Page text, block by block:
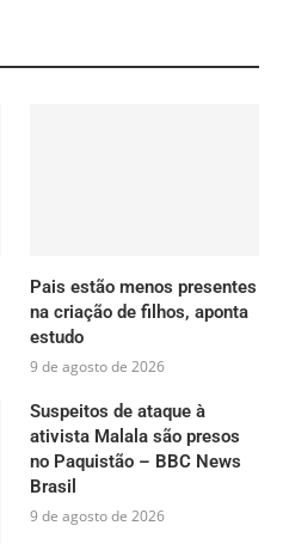
Pais estão menos presentes
na criação de filhos, aponta
estudo
9 de agosto de 2026
Suspeitos de ataque à
ativista Malala são presos
no Paquistão – BBC News
Brasil
9 de agosto de 2026